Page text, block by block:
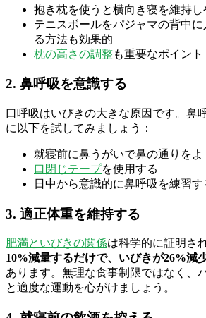
抱き枕を使うと横向き寝を維持し
テニスボールをパジャマの背中
る方法も効果的
枕の高さの調整も重要なポイント
2. 鼻呼吸を意識する
口呼吸はいびきの大きな原因です。鼻
に以下を試してみましょう：
就寝前に鼻うがいで鼻の通りをよ
口閉じテープを使用する
日中から意識的に鼻呼吸を練習す
3. 適正体重を維持する
肥満といびきの関係は科学的に証明さ
10%減量するだけで、いびきが26%減
あります。無理な食事制限ではなく、
と適度な運動を心がけましょう。